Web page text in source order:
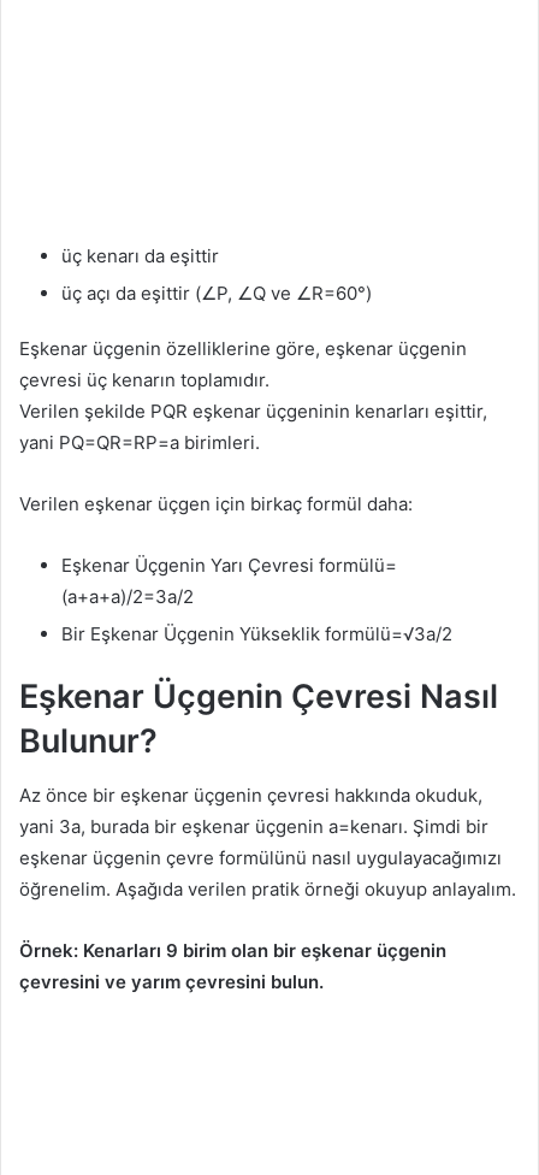
üç kenarı da eşittir
üç açı da eşittir (∠P, ∠Q ve ∠R=60°)
Eşkenar üçgenin özelliklerine göre, eşkenar üçgenin
çevresi üç kenarın toplamıdır.
Verilen şekilde PQR eşkenar üçgeninin kenarları eşittir,
yani PQ=QR=RP=a birimleri.
Verilen eşkenar üçgen için birkaç formül daha:
Eşkenar Üçgenin Yarı Çevresi formülü=
(a+a+a)/2=3a/2
Bir Eşkenar Üçgenin Yükseklik formülü=√3a/2
Eşkenar Üçgenin Çevresi Nasıl
Bulunur?
Az önce bir eşkenar üçgenin çevresi hakkında okuduk,
yani 3a, burada bir eşkenar üçgenin a=kenarı. Şimdi bir
eşkenar üçgenin çevre formülünü nasıl uygulayacağımızı
öğrenelim. Aşağıda verilen pratik örneği okuyup anlayalım.
Örnek: Kenarları 9 birim olan bir eşkenar üçgenin
çevresini ve yarım çevresini bulun.